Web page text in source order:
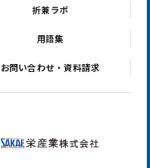
折兼ラボ
用語集
お問い合わせ・資料請求